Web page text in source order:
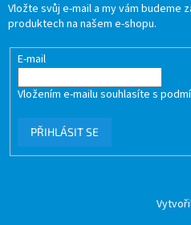
Vložte svůj e-mail a my vám budeme
produktech na našem e-shopu.
E-mail
Vložením e-mailu souhlasíte s
PŘIHLÁSIT SE